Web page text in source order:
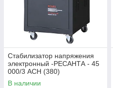
Стабилизатор напряжения
электронный -РЕСАНТА - 45
000/3 АСН (380)
В наличии